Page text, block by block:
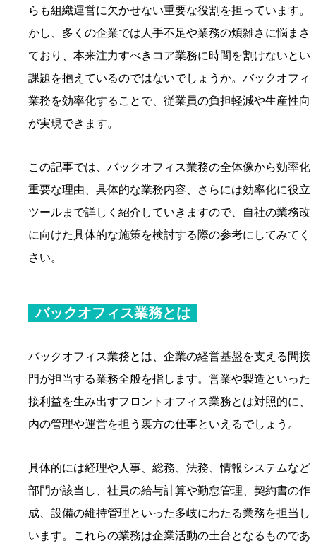
らも組織運営に欠かせない重要な役割を担っています。
かし、多くの企業では人手不足や業務の煩雑さに悩まさ
ており、本来注力すべきコア業務に時間を割けないとい
課題を抱えているのではないでしょうか。バックオフィ
業務を効率化することで、従業員の負担軽減や生産性向
が実現できます。
この記事では、バックオフィス業務の全体像から効率化
重要な理由、具体的な業務内容、さらには効率化に役立
ツールまで詳しく紹介していきますので、自社の業務改
に向けた具体的な施策を検討する際の参考にしてみてく
さい。
バックオフィス業務とは
バックオフィス業務とは、企業の経営基盤を支える間接
門が担当する業務全般を指します。営業や製造といった
接利益を生み出すフロントオフィス業務とは対照的に、
内の管理や運営を担う裏方の仕事といえるでしょう。
具体的には経理や人事、総務、法務、情報システムなど
部門が該当し、社員の給与計算や勤怠管理、契約書の作
成、設備の維持管理といった多岐にわたる業務を担当し
います。これらの業務は企業活動の土台となるものであ